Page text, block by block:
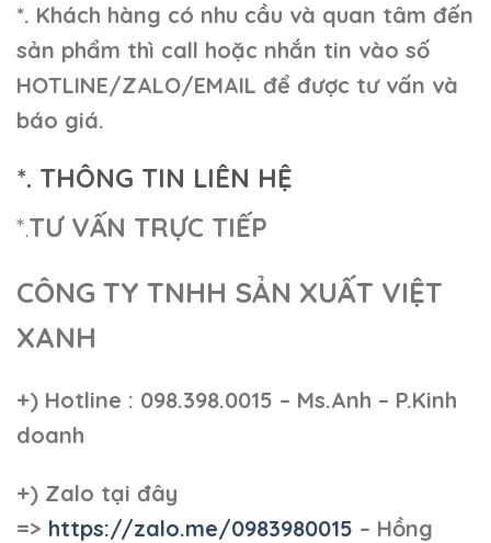
*. Khách hàng có nhu cầu và quan tâm đến
sản phẩm thì call hoặc nhắn tin vào số
HOTLINE/ZALO/EMAIL để được tư vấn và
báo giá.
*. THÔNG TIN LIÊN HỆ
*.TƯ VẤN TRỰC TIẾP
CÔNG TY TNHH SẢN XUẤT VIỆT
XANH
+) Hotline : 098.398.0015 – Ms.Anh – P.Kinh
doanh
+) Zalo tại đây
=> https://zalo.me/0983980015 – Hồng